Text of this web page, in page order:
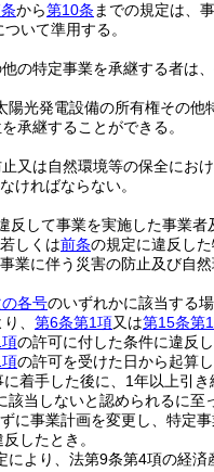
から第10条 までの規定は、
いて準用する。
の特定事業を承継する者は
陽光発電設備の所有権その
承継することができる。
又は自然環境等の保全にお
ければならない。
反して事業を実施した事業者
しくは前条の規定に違反し
業に伴う災害の防止及び自
各号のいずれかに該当する場
、 第6条第1項又は第15条第
の許可に付した条件に違反し
の許可を受けた日から起算
着手した後に、1年以上引き
該当しないと認められるに至
に事業計画を変更し、特定事
したとき。
により、法第9条第4項の経